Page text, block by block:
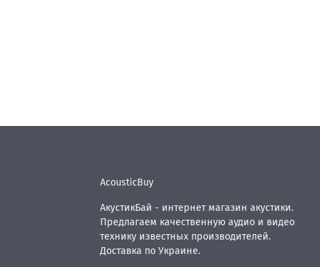
AcousticBuy
АкустикБай - интернет магазин акустики.
Предлагаем качественную аудио и видео
технику известных производителей.
Доставка по Украине.